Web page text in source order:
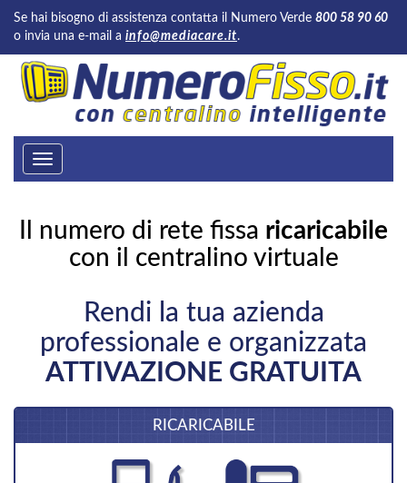
Se hai bisogno di assistenza contatta il Numero Verde 800 58 90 60
o invia una e-mail a info@mediacare.it.
Toggle
navigation
Il numero di rete fissa ricaricabile
con il centralino virtuale
Rendi la tua azienda
professionale e organizzata
ATTIVAZIONE GRATUITA
RICARICABILE